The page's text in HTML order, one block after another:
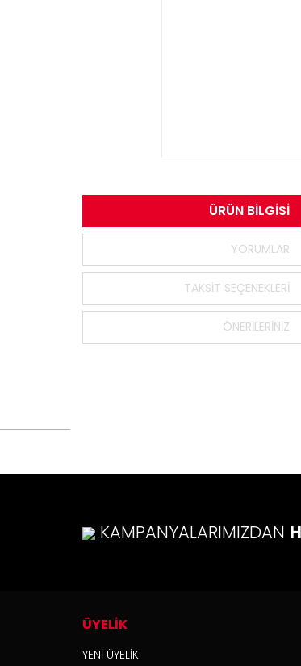
ÜRÜN BILGISI
YORUMLAR
TAKSIT SEÇENEKLERI
ÖNERILERINIZ
KAMPANYALARIMIZDAN
ÜYELİK
YENİ ÜYELİK